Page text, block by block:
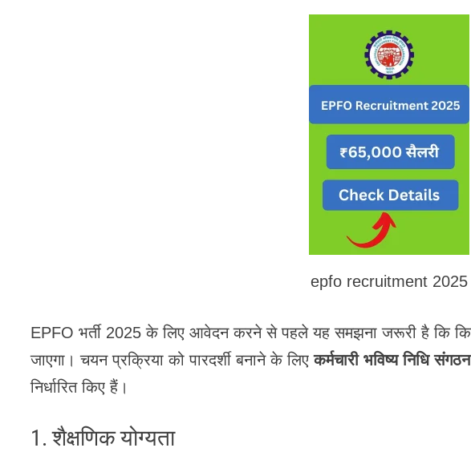
epfo recruitment 2025
EPFO भर्ती 2025 के लिए आवेदन करने से पहले यह समझना जरूरी है कि किन
जाएगा। चयन प्रक्रिया को पारदर्शी बनाने के लिएकर्मचारी भविष्य निधि
निर्धारित किए हैं।
1. शैक्षणिक योग्यता